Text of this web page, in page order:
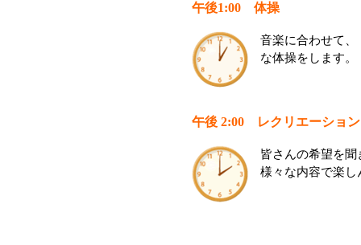
午後1:00 体操
音楽に合わせて
な体操をします。
午後 2:00 レクリエーション
皆さんの希望を
様々な内容で楽